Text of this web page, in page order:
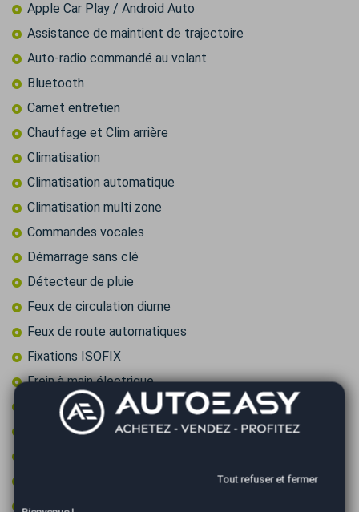
Apple Car Play / Android Auto
Assistance de maintient de trajectoire
Auto-radio commandé au volant
Bluetooth
Carnet entretien
Chauffage et Clim arrière
Climatisation
Climatisation automatique
Climatisation multi zone
Commandes vocales
Démarrage sans clé
Détecteur de pluie
Feux de circulation diurne
Feux de route automatiques
Fixations ISOFIX
Frein à main électrique
GPS couleur
GPS tactile
Kit de gonflage (sans roue de secours)
Tout refuser et fermer